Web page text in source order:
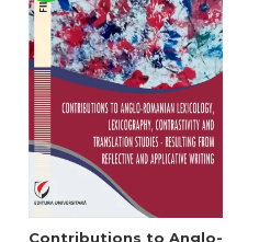
Contributions to Anglo-